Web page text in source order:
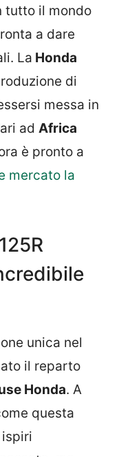
tutto il mondo
a dare
La Honda
di
messa in
ad Africa
è pronto a
mercato la
unica nel
il reparto
Honda. A
questa
ispiri